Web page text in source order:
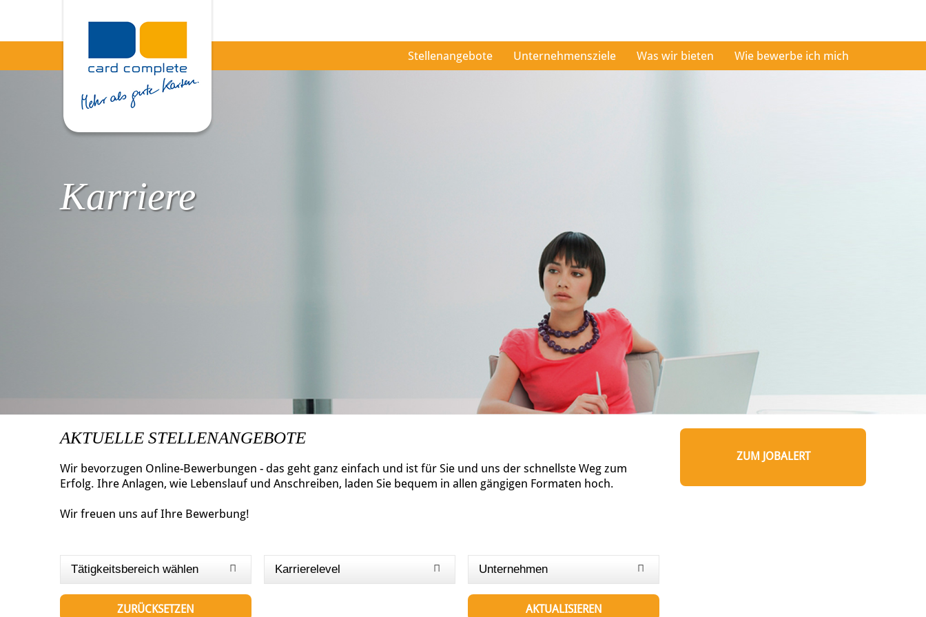
Stellenangebote Unternehmensziele Was wir bieten Wie bewerbe ich mich
Karriere
AKTUELLE STELLENANGEBOTE
Wir bevorzugen Online-Bewerbungen - das geht ganz einfach und ist für Sie und uns der schnellste Weg zum
Erfolg. Ihre Anlagen, wie Lebenslauf und Anschreiben, laden Sie bequem in allen gängigen Formaten hoch.
Wir freuen uns auf Ihre Bewerbung!
Tätigkeitsbereich wählen Karrierelevel Unternehmen
ZURÜCKSETZEN AKTUALISIEREN
ZUM JOBALERT